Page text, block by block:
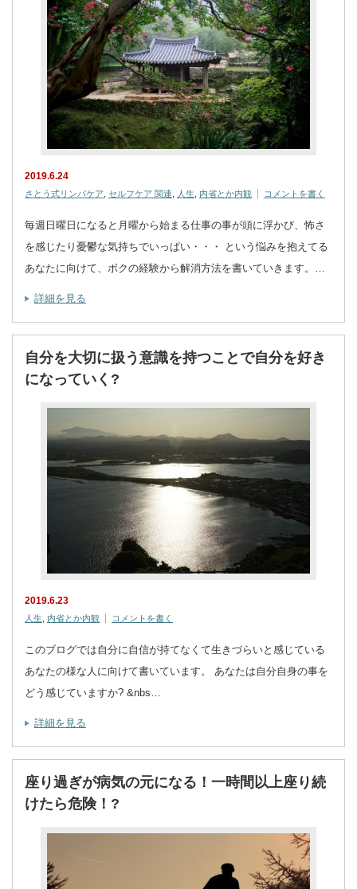
2019.6.24
さとう式リンパケア セルフケア 関連 人生 内省とか内観 コメントを書く
毎週日曜日になると月曜から始まる仕事の事が頭に浮かび、怖さ
を感じたり憂鬱な気持ちでいっぱい・・・ という悩みを抱えてる
あなたに向けて、ボクの経験から解消方法を書いていきます。…
詳細を見る
自分を大切に扱う意識を持つことで自分を好き
になっていく?
2019.6.23
人生 内省とか内観 コメントを書く
このブログでは自分に自信が持てなくて生きづらいと感じている
あなたの様な人に向けて書いています。 あなたは自分自身の事を
どう感じていますか? &nbs…
詳細を見る
座り過ぎが病気の元になる！一時間以上座り続
けたら危険！?